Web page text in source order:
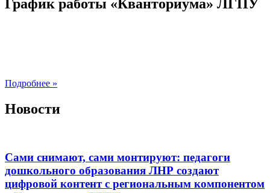
График работы «Кванториума» ЛГПУ
Подробнее »
Новости
Сами снимают, сами монтируют: педагоги
дошкольного образования ЛНР создают
цифровой контент с региональным компонентом